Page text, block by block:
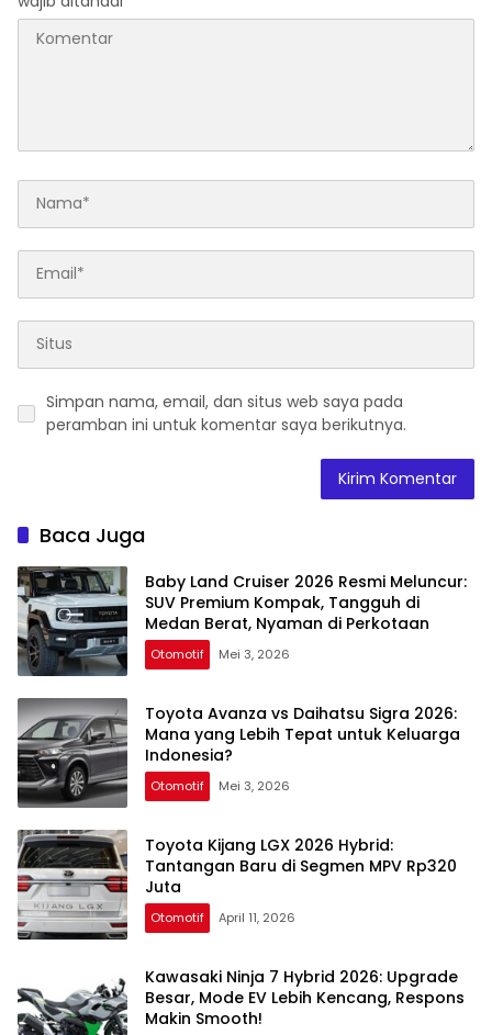
Simpan nama, email, dan situs web saya pada
peramban ini untuk komentar saya berikutnya.
Baca Juga
Baby Land Cruiser 2026 Resmi Meluncur:
SUV Premium Kompak, Tangguh di
Medan Berat, Nyaman di Perkotaan
Otomotif Mei 3, 2026
Toyota Avanza vs Daihatsu Sigra 2026:
Mana yang Lebih Tepat untuk Keluarga
Indonesia?
Otomotif Mei 3, 2026
Toyota Kijang LGX 2026 Hybrid:
Tantangan Baru di Segmen MPV Rp320
Juta
Otomotif April 11, 2026
Kawasaki Ninja 7 Hybrid 2026: Upgrade
Besar, Mode EV Lebih Kencang, Respons
Makin Smooth!